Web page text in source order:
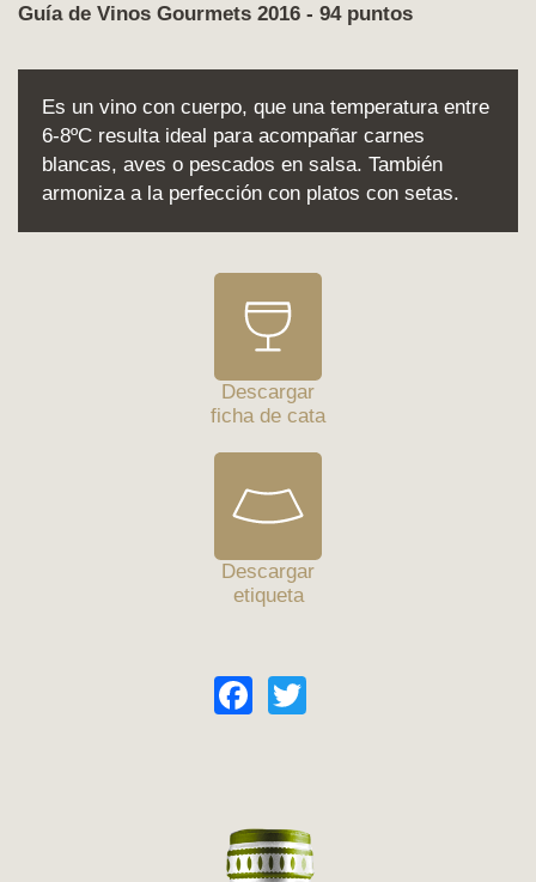
Guía de Vinos Gourmets 2016 - 94 puntos
Es un vino con cuerpo, que una temperatura entre
6-8ºC resulta ideal para acompañar carnes
blancas, aves o pescados en salsa. También
armoniza a la perfección con platos con setas.
Descargar
ficha de cata
Descargar
etiqueta
Facebook